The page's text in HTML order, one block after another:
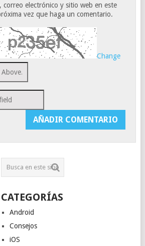
correo electrónico y sitio web en este
vez que haga un comentario.
Change
CATEGORÍAS
Android
Consejos
iOS